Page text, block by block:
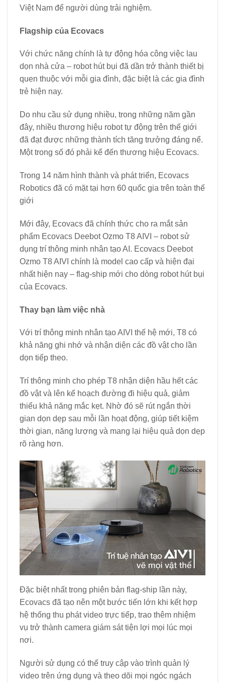
Việt Nam để người dùng trải nghiệm.
Flagship của Ecovacs
Với chức năng chính là tự động hóa công việc lau
dọn nhà cửa – robot hút bụi đã dần trở thành thiết bị
quen thuộc với mỗi gia đình, đặc biệt là các gia đình
trẻ hiện nay.
Do nhu cầu sử dụng nhiều, trong những năm gần
đây, nhiều thương hiệu robot tự động trên thế giới
đã đạt được những thành tích tăng trưởng đáng nể.
Một trong số đó phải kể đến thương hiệu Ecovacs.
Trong 14 năm hình thành và phát triển, Ecovacs
Robotics đã có mặt tại hơn 60 quốc gia trên toàn thế
giới
Mới đây, Ecovacs đã chính thức cho ra mắt sản
phẩm Ecovacs Deebot Ozmo T8 AIVI – robot sử
dụng trí thông minh nhân tạo AI. Ecovacs Deebot
Ozmo T8 AIVI chính là model cao cấp và hiện đại
nhất hiện nay – flag-ship mới cho dòng robot hút bụi
của Ecovacs.
Thay bạn làm việc nhà
Với trí thông minh nhân tạo AIVI thế hệ mới, T8 có
khả năng ghi nhớ và nhận diện các đồ vật cho lần
dọn tiếp theo.
Trí thông minh cho phép T8 nhận diện hầu hết các
đồ vật và lên kế hoạch đường đi hiệu quả, giảm
thiểu khả năng mắc kẹt. Nhờ đó sẽ rút ngắn thời
gian dọn dẹp sau mỗi lần hoạt động, giúp tiết kiệm
thời gian, năng lượng và mang lại hiệu quả dọn dẹp
rõ ràng hơn.
Đặc biệt nhất trong phiên bản flag-ship lần này,
Ecovacs đã tạo nên một bước tiến lớn khi kết hợp
hệ thống thu phát video trực tiếp, trao thêm nhiệm
vụ trở thành camera giám sát tiện lợi mọi lúc mọi
nơi.
Người sử dụng có thể truy cập vào trình quản lý
video trên ứng dụng và theo dõi mọi ngóc ngách